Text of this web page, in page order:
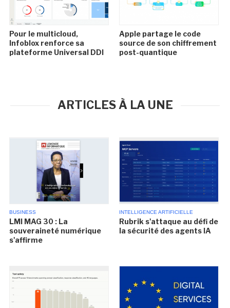
Pour le multicloud,
Infoblox renforce sa
plateforme Universal DDI
Apple partage le code
source de son chiffrement
post-quantique
ARTICLES À LA UNE
BUSINESS
LMI MAG 30 : La
souveraineté numérique
s'affirme
INTELLIGENCE ARTIFICIELLE
Rubrik s'attaque au défi de
la sécurité des agents IA